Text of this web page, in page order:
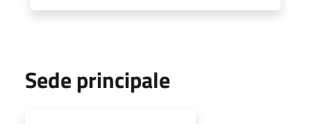
Sede principale